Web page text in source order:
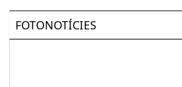
FOTONOTÍCIES